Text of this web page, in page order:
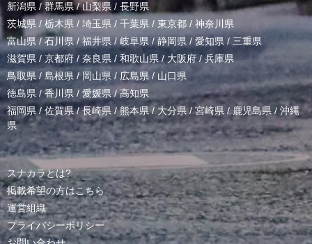
新潟県 /群馬県/山梨県 / 長野県
茨城県 / 栃木県 / 埼玉県 / 千葉県 / 東京都 / 神奈川県
富山県 /石川県/福井県/岐阜県 / 静岡県 / 愛知県 / 三重県
滋賀県 / 京都府 / 奈良県 / 和歌山県/ 大阪府 /兵庫県
鳥取県/ 島根県 /岡山県/ 広島県 / 山口県
徳島県 /香川県 / 愛媛県/高知県
福岡県/佐賀県/長崎県 /熊本県/ 大分県/宮崎県 /鹿児島県 / 沖縄
県
スナカラとは?
掲載希望の方はこちら
運営組織
プライバシーポリシー